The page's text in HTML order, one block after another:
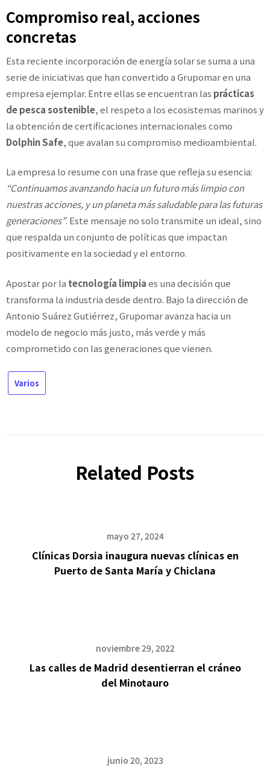
Compromiso real, acciones
concretas
Esta reciente incorporación de energía solar se suma a una
serie de iniciativas que han convertido a Grupomar en una
empresa ejemplar. Entre ellas se encuentran las prácticas
de pesca sostenible, el respeto a los ecosistemas marinos y
la obtención de certificaciones internacionales como
Dolphin Safe, que avalan su compromiso medioambiental.
La empresa lo resume con una frase que refleja su esencia:
“Continuamos avanzando hacia un futuro más limpio con
nuestras acciones, y un planeta más saludable para las futuras
generaciones”. Este mensaje no solo transmite un ideal, sino
que respalda un conjunto de políticas que impactan
positivamente en la sociedad y el entorno.
Apostar por la tecnología limpiaes una decisión que
transforma la industria desde dentro. Bajo la dirección de
Antonio Suárez Gutiérrez, Grupomar avanza hacia un
modelo de negocio más justo, más verde y más
comprometido con las generaciones que vienen.
Varios
Related Posts
mayo 27, 2024
Clínicas Dorsia inaugura nuevas clínicas en
Puerto de Santa María y Chiclana
noviembre 29, 2022
Las calles de Madrid desentierran el cráneo
del Minotauro
junio 20, 2023